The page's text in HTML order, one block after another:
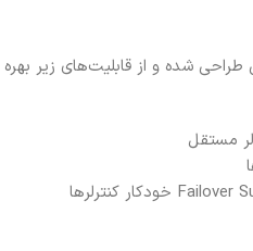
شده و از قابلیت‌های زیر بهره
مستقل